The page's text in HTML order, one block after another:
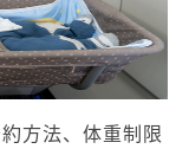
方法、体重制限